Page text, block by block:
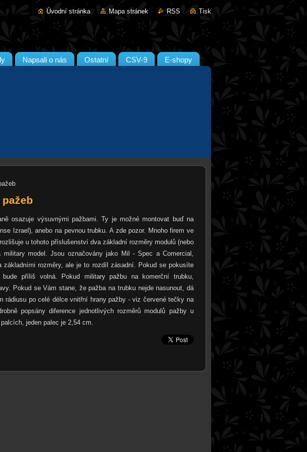
Úvodní stránka Mapa stránek RSS Tisk
Napsali o nás Ostatní CSV-9 E-shopy
osazuje výsuvnými pažbami. Ty je možné montovat buď na
Izrael), anebo na pevnou trubku. A zde pozor. Mnoho firem ve
u tohoto příslušenství dva základní rozměry modulů (nebo
model. Jsou označovány jako Mil - Spec a Comercial,
rozměry, ale je to rozdíl zásadní. Pokud se pokusíte
příliš volná. Pokud military pažbu na komerční trubku,
Pokud se Vám stane, že pažba na trubku nejde nasunout, dá
rádiusu po celé délce vnitřní hrany pažby - viz červené tečky na
popsány diference jednotlivých rozměrů modulů pažby u
jeden palec je 2,54 cm.